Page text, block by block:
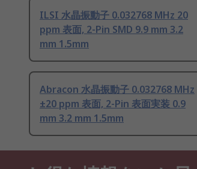
ILSI 水晶振動子 0.032768 MHz 20
ppm 表面, 2-Pin SMD 9.9 mm 3.2
mm 1.5mm
Abracon 水晶振動子 0.032768 MHz
±20 ppm 表面, 2-Pin 表面実装 0.9
mm 3.2 mm 1.5mm